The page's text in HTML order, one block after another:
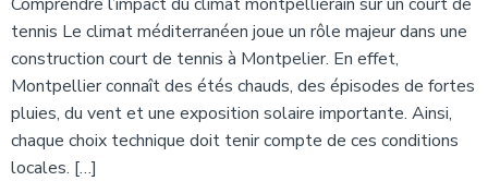
tennis Le climat méditerranéen joue un rôle majeur dans une
construction court de tennis à Montpelier. En effet,
Montpellier connaît des étés chauds, des épisodes de fortes
pluies, du vent et une exposition solaire importante. Ainsi,
chaque choix technique doit tenir compte de ces conditions
locales. […]